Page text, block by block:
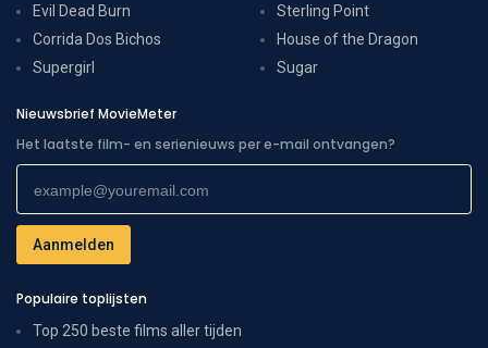
Evil Dead Burn
Corrida Dos Bichos
Supergirl
Sterling Point
House of the Dragon
Sugar
Nieuwsbrief MovieMeter
Het laatste film- en serienieuws per e-mail ontvangen?
Populaire toplijsten
Top 250 beste films aller tijden